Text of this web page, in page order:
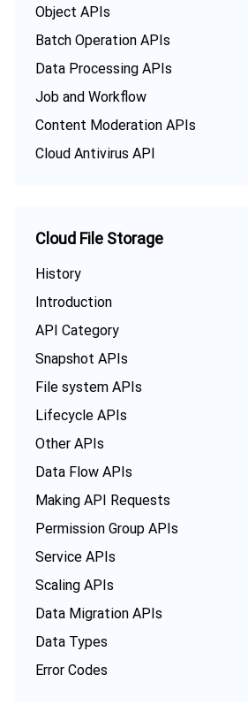
Object APIs
Batch Operation APIs
Data Processing APIs
Job and Workflow
Content Moderation APIs
Cloud Antivirus API
Cloud File Storage
History
Introduction
API Category
Snapshot APIs
File system APIs
Lifecycle APIs
Other APIs
Data Flow APIs
Making API Requests
Permission Group APIs
Service APIs
Scaling APIs
Data Migration APIs
Data Types
Error Codes